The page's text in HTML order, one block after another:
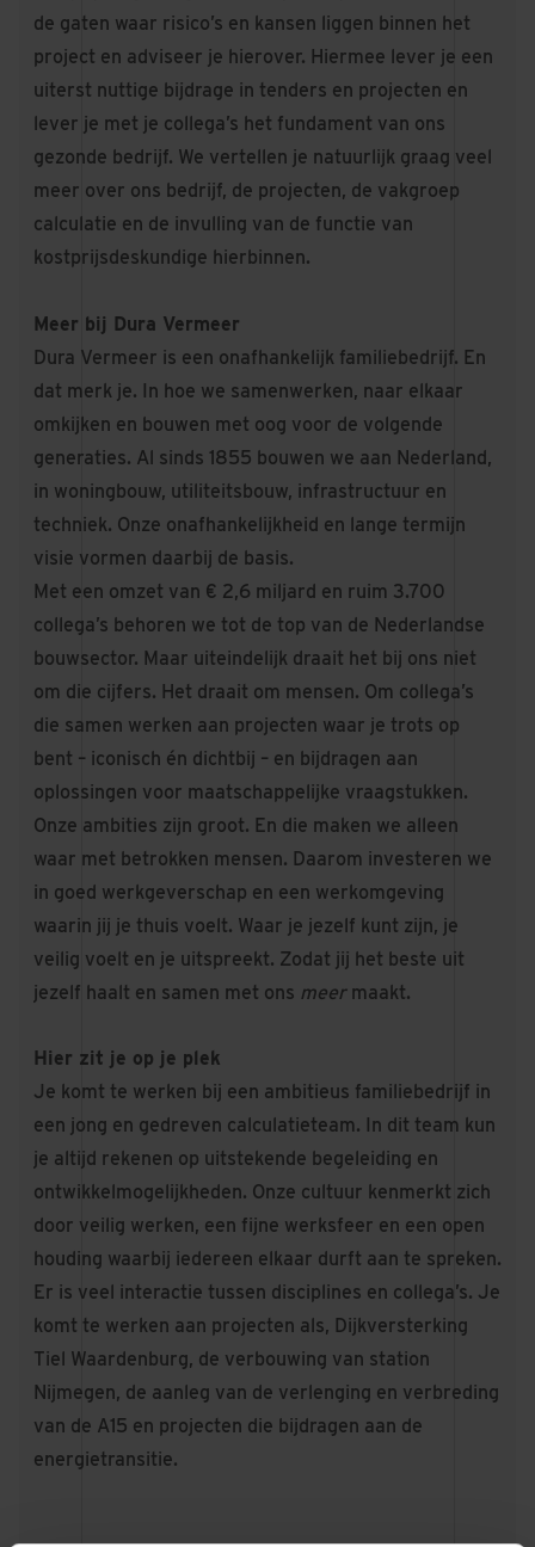
de gaten waar risico’s en kansen liggen binnen het
project en adviseer je hierover. Hiermee lever je een
uiterst nuttige bijdrage in tenders en projecten en
lever je met je collega’s het fundament van ons
gezonde bedrijf. We vertellen je natuurlijk graag veel
meer over ons bedrijf, de projecten, de vakgroep
calculatie en de invulling van de functie van
kostprijsdeskundige hierbinnen.
Meer bij Dura Vermeer
Dura Vermeer is een onafhankelijk familiebedrijf. En
dat merk je. In hoe we samenwerken, naar elkaar
omkijken en bouwen met oog voor de volgende
generaties. Al sinds 1855 bouwen we aan Nederland,
in woningbouw, utiliteitsbouw, infrastructuur en
techniek. Onze onafhankelijkheid en lange termijn
visie vormen daarbij de basis.
Met een omzet van € 2,6 miljard en ruim 3.700
collega’s behoren we tot de top van de Nederlandse
bouwsector. Maar uiteindelijk draait het bij ons niet
om die cijfers. Het draait om mensen. Om collega’s
die samen werken aan projecten waar je trots op
bent – iconisch én dichtbij – en bijdragen aan
oplossingen voor maatschappelijke vraagstukken.
Onze ambities zijn groot. En die maken we alleen
waar met betrokken mensen. Daarom investeren we
in goed werkgeverschap en een werkomgeving
waarin jij je thuis voelt. Waar je jezelf kunt zijn, je
veilig voelt en je uitspreekt. Zodat jij het beste uit
jezelf haalt en samen met ons meermaakt.
Hier zit je op je plek
Je komt te werken bij een ambitieus familiebedrijf in
een jong en gedreven calculatieteam. In dit team kun
je altijd rekenen op uitstekende begeleiding en
ontwikkelmogelijkheden. Onze cultuur kenmerkt zich
door veilig werken, een fijne werksfeer en een open
houding waarbij iedereen elkaar durft aan te spreken.
Er is veel interactie tussen disciplines en collega’s. Je
komt te werken aan projecten als, Dijkversterking
Tiel Waardenburg, de verbouwing van station
Nijmegen, de aanleg van de verlenging en verbreding
van de A15 en projecten die bijdragen aan de
energietransitie.